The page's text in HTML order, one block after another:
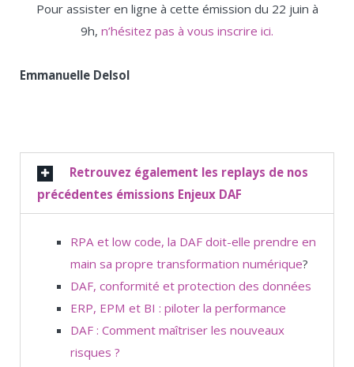
Pour assister en ligne à cette émission du 22 juin à
9h, n’hésitez pas à vous inscrire ici.
Emmanuelle Delsol
Retrouvez également les replays de nos
précédentes émissions Enjeux DAF
RPA et low code, la DAF doit-elle prendre en
main sa propre transformation numérique?
DAF, conformité et protection des données
ERP, EPM et BI : piloter la performance
DAF : Comment maîtriser les nouveaux
risques ?